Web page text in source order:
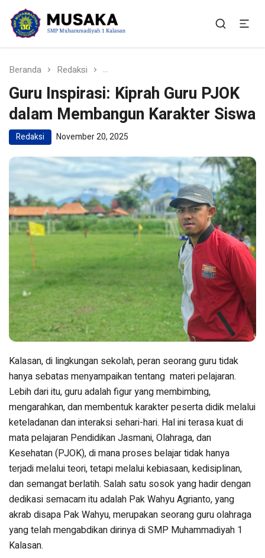
SMP Muhammadiyah 1
Kalasan
Situs Resmi SMP Muhammadiyah 1 Kalasan
Beranda Redaksi Guru Inspirasi: Kiprah Guru PJOK
Guru Inspirasi: Kiprah Guru PJOK
dalam Membangun Karakter Siswa
Redaksi November 20, 2025
Kalasan, di lingkungan sekolah, peran seorang guru tidak
hanya sebatas menyampaikan tentang materi pelajaran.
Lebih dari itu, guru adalah figur yang membimbing,
mengarahkan, dan membentuk karakter peserta didik melalui
keteladanan dan interaksi sehari-hari. Hal ini terasa kuat di
mata pelajaran Pendidikan Jasmani, Olahraga, dan
Kesehatan (PJOK), di mana proses belajar tidak hanya
terjadi melalui teori, tetapi melalui kebiasaan, kedisiplinan,
dan semangat berlatih. Salah satu sosok yang hadir dengan
dedikasi semacam itu adalah Pak Wahyu Agrianto, yang
akrab disapa Pak Wahyu, merupakan seorang guru olahraga
yang telah mengabdikan dirinya di SMP Muhammadiyah 1
Kalasan.